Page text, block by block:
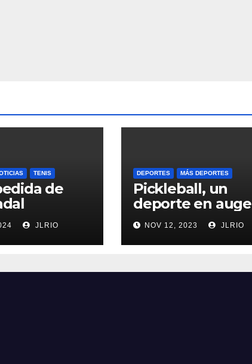
TENIS
de
JLRIO
DEPORTES MÁS DEPORTES
Pickleball, un
deporte en auge
NOV 12, 2023 JLRIO